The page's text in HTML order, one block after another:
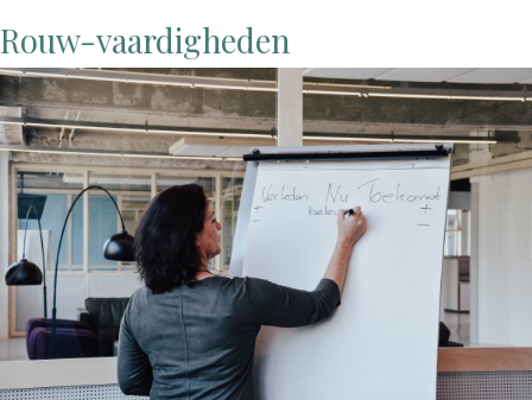
Rouw-vaardigheden